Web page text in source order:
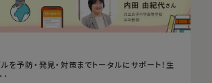
を予防・発見・対策までトータルにサポート！生
･